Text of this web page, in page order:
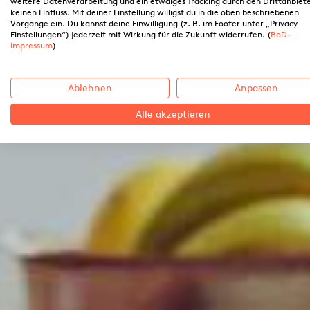
keinen Einfluss. Mit deiner Einstellung willigst du in die oben beschriebenen
Vorgänge ein. Du kannst deine Einwilligung (z. B. im Footer unter „Privacy-
Einstellungen“) jederzeit mit Wirkung für die Zukunft widerrufen. (BoD-
Impressum)
Ablehnen Anpassen
Alle akzeptieren